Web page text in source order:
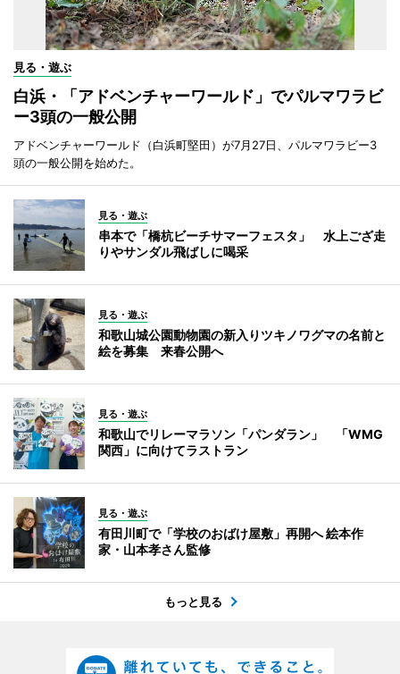
見る・遊ぶ
白浜・「アドベンチャーワールド」でパルマワラビ
ー3頭の一般公開
アドベンチャーワールド（白浜町堅田）が7月27日、パルマワラビー3
頭の一般公開を始めた。
見る・遊ぶ
串本で「橋杭ビーチサマーフェスタ」 水上ござ走
りやサンダル飛ばしに喝采
見る・遊ぶ
和歌山城公園動物園の新入りツキノワグマの名前と
絵を募集 来春公開へ
見る・遊ぶ
和歌山でリレーマラソン「パンダラン」 「WMG
関西」に向けてラストラン
見る・遊ぶ
有田川町で「学校のおばけ屋敷」再開へ 絵本作
家・山本孝さん監修
もっと見る